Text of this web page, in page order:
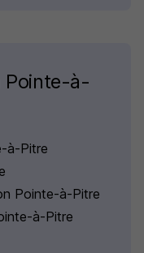
Pointe-à-
à-Pitre
Pointe-à-Pitre
à-Pitre